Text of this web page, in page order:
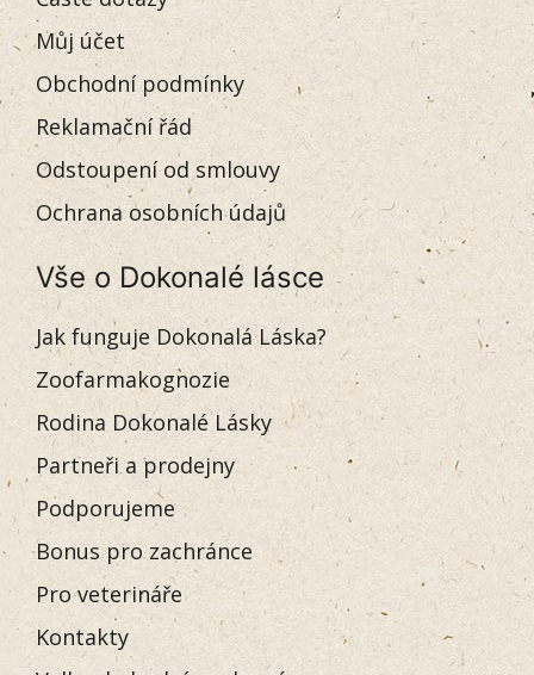
Můj účet
Obchodní podmínky
Reklamační řád
Odstoupení od smlouvy
Ochrana osobních údajů
Vše o Dokonalé lásce
Jak funguje Dokonalá Láska?
Zoofarmakognozie
Rodina Dokonalé Lásky
Partneři a prodejny
Podporujeme
Bonus pro zachránce
Pro veterináře
Kontakty